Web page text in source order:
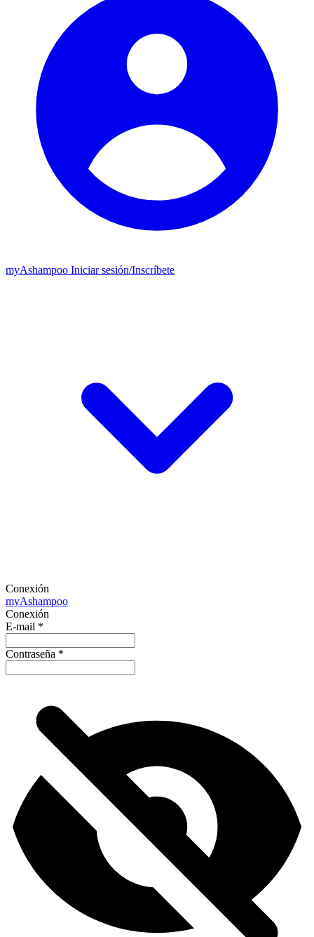
myAshampoo Iniciar sesión/Inscríbete
Conexión
myAshampoo
Conexión
E-mail *
Contraseña *